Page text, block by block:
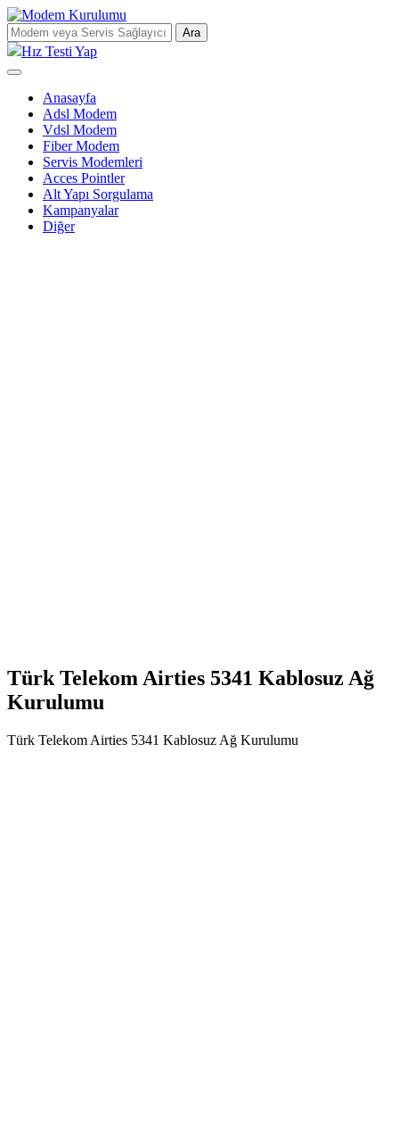
Ara
Hız Testi Yap
Anasayfa
Adsl Modem
Vdsl Modem
Fiber Modem
Servis Modemleri
Acces Pointler
Alt Yapı Sorgulama
Kampanyalar
Diğer
Türk Telekom Airties 5341 Kablosuz Ağ
Kurulumu
Türk Telekom Airties 5341 Kablosuz Ağ Kurulumu